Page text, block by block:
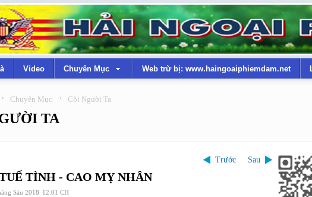
Video Chuyên Mục Web trừ bị: www.haingoaiphiemdam.net
› Chuyên Mục › Cõi Người Ta
TA
Trước Sau
TÌNH - CAO MỴ NHÂN
Sáu 2018 12:01 CH